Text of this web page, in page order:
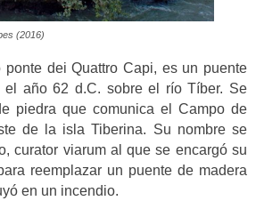
(2016)
ponte dei Quattro Capi, es un puente
el año 62 d.C. sobre el río Tíber. Se
piedra que comunica el Campo de
de la isla Tiberina. Su nombre se
curator viarum al que se encargó su
reemplazar un puente de madera
en un incendio.